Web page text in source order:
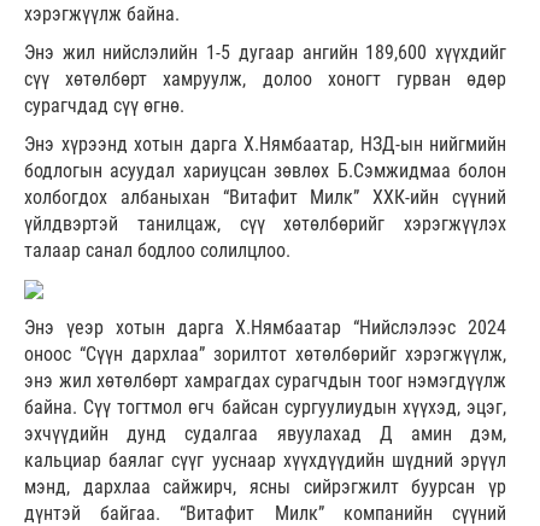
хэрэгжүүлж байна.
Энэ жил нийслэлийн 1-5 дугаар ангийн 189,600 хүүхдийг
сүү хөтөлбөрт хамруулж, долоо хоногт гурван өдөр
сурагчдад сүү өгнө.
Энэ хүрээнд хотын дарга Х.Нямбаатар, НЗД-ын нийгмийн
бодлогын асуудал хариуцсан зөвлөх Б.Сэмжидмаа болон
холбогдох албаныхан “Витафит Милк” ХХК-ийн сүүний
үйлдвэртэй танилцаж, сүү хөтөлбөрийг хэрэгжүүлэх
талаар санал бодлоо солилцлоо.
Энэ үеэр хотын дарга Х.Нямбаатар “Нийслэлээс 2024
оноос “Сүүн дархлаа” зорилтот хөтөлбөрийг хэрэгжүүлж,
энэ жил хөтөлбөрт хамрагдах сурагчдын тоог нэмэгдүүлж
байна. Сүү тогтмол өгч байсан сургуулиудын хүүхэд, эцэг,
эхчүүдийн дунд судалгаа явуулахад Д амин дэм,
кальциар баялаг сүүг ууснаар хүүхдүүдийн шүдний эрүүл
мэнд, дархлаа сайжирч, ясны сийрэгжилт буурсан үр
дүнтэй байгаа. “Витафит Милк” компанийн сүүний